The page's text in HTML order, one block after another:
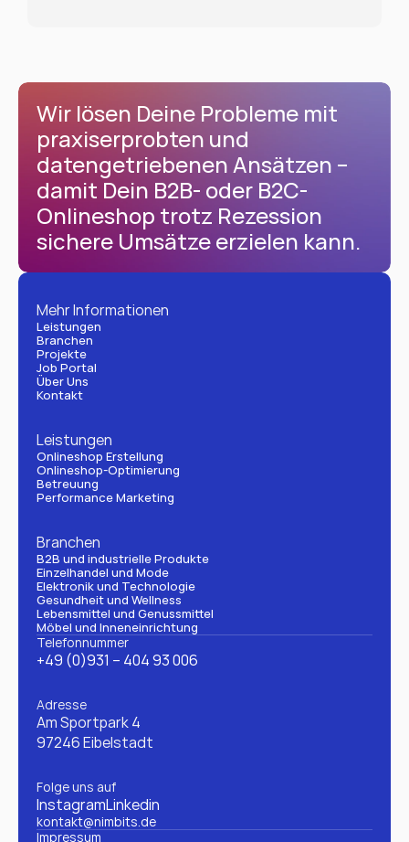
Wir lösen Deine Probleme mit
praxiserprobten und
datengetriebenen Ansätzen –
damit Dein B2B- oder B2C-
Onlineshop trotz Rezession
sichere Umsätze erzielen kann.
Mehr Informationen
Leistungen
Branchen
Projekte
Job Portal
Über Uns
Kontakt
Leistungen
Onlineshop Erstellung
Onlineshop-Optimierung
Betreuung
Performance Marketing
Branchen
B2B und industrielle Produkte
Einzelhandel und Mode
Elektronik und Technologie
Gesundheit und Wellness
Lebensmittel und Genussmittel
Möbel und Inneneinrichtung
kontakt@nimbits.de
Telefonnummer
+49 (0)931 – 404 93 006
Adresse
Am Sportpark 4
97246 Eibelstadt
Folge uns auf
InstagramLinkedin
Impressum